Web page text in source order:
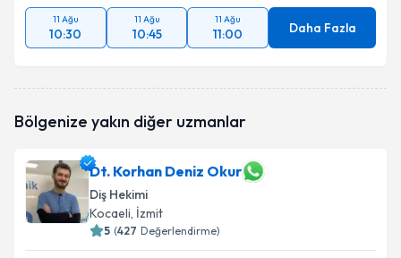
11 Ağu
10:30
11 Ağu
10:45
11 Ağu
11:00 Daha Fazla
Bölgenize yakın diğer uzmanlar
Dt. Korhan Deniz Okur
Diş Hekimi
Kocaeli, İzmit
5 (427 Değerlendirme)